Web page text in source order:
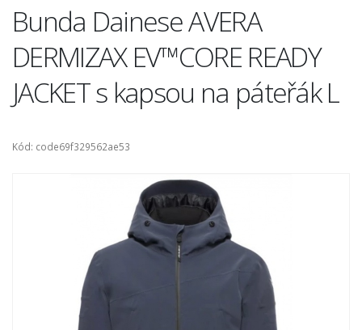
Bunda Dainese AVERA
DERMIZAX EV™CORE READY
JACKET s kapsou na páteřák L
Kód: code69f329562ae53